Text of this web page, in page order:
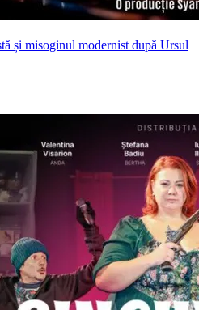
și misoginul modernist după Ursul